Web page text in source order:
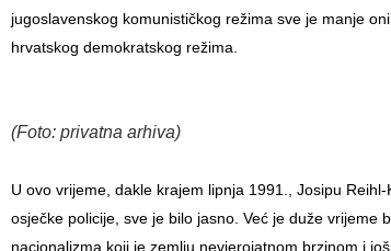
jugoslavenskog komunističkog režima sve je manje
hrvatskog demokratskog režima.
(Foto: privatna arhiva)
U ovo vrijeme, dakle krajem lipnja 1991., Josipu
osječke policije, sve je bilo jasno. Već je duže vrijeme
nacionalizma koji je zemlju nevjerojatnom brzinom i